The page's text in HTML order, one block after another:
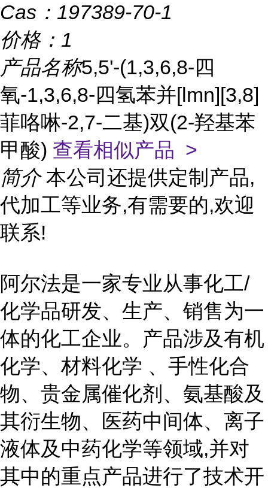
Cas： 197389-70-1
价格： 1
产品名称5,5'-(1,3,6,8-四
氧-1,3,6,8-四氢苯并[lmn][3,8]
菲咯啉-2,7-二基)双(2-羟基苯
甲酸) 查看相似产品 >
简介 本公司还提供定制产品,
代加工等业务,有需要的,欢迎
联系!
阿尔法是一家专业从事化工/
化学品研发、生产、销售为一
体的化工企业。产品涉及有机
化学、材料化学 、手性化合
物、贵金属催化剂、氨基酸及
其衍生物、医药中间体、离子
液体及中药化学等领域,并对
其中的重点产品进行了技术开